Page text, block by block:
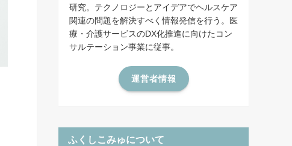
研究。テクノロジーとアイデアでヘルスケア
関連の問題を解決すべく情報発信を行う。医
療・介護サービスのDX化推進に向けたコン
サルテーション事業に従事。
運営者情報
ふくしこみゅについて